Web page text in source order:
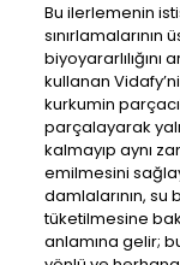
Bu ilerlemenin
kullanan
kurkumin
parçalayarak
kalmayıp aynı
emilmesini
damlalarının, su
tüketilmesine
anlamına gelir;